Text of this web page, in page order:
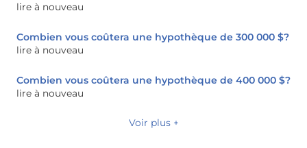
lire à nouveau
Combien vous coûtera une hypothèque de 300 000 $?
lire à nouveau
Combien vous coûtera une hypothèque de 400 000 $?
lire à nouveau
Voir plus +